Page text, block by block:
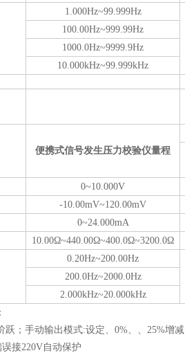
1.000Hz~99.999Hz
100.00Hz~999.99Hz
1000.0Hz~9999.9Hz
10.000kHz~99.999kHz
便携式信号发生压力校验仪量程
0~10.000V
-10.00mV~120.00mV
0~24.000mA
10.00Ω~440.00Ω~400.0Ω~3200.0Ω
0.20Hz~200.00Hz
200.0Hz~2000.0Hz
2.000kHz~20.000kHz
跃；手动输出模式:设定、 0%、 、 25%增减
误接220V自动保护